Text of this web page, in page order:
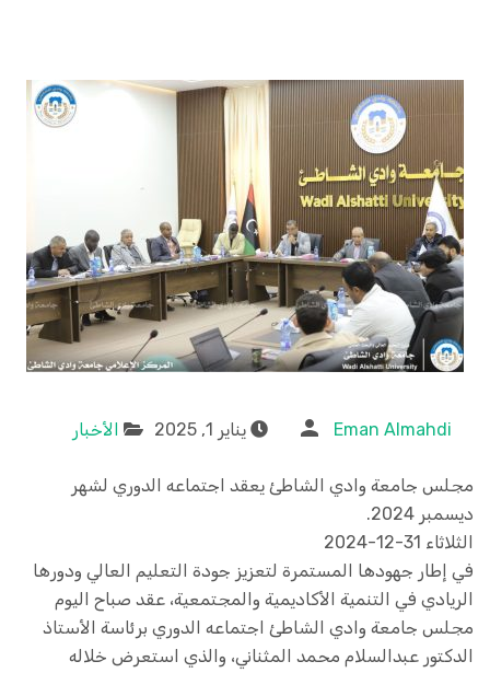
Eman Almahdi يناير 1, 2025 الأخبار
مجلس جامعة وادي الشاطئ يعقد اجتماعه الدوري لشهر
ديسمبر 2024.
الثلاثاء 31-12-2024
في إطار جهودها المستمرة لتعزيز جودة التعليم العالي ودورها
الريادي في التنمية الأكاديمية والمجتمعية، عقد صباح اليوم
مجلس جامعة وادي الشاطئ اجتماعه الدوري برئاسة الأستاذ
الدكتور عبدالسلام محمد المثناني، والذي استعرض خلاله